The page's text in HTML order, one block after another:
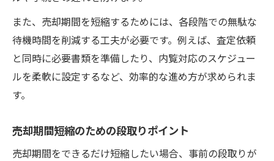
また、売却期間を短縮するためには、各段階での無駄な
待機時間を削減する工夫が必要です。例えば、査定依頼
と同時に必要書類を準備したり、内覧対応のスケジュー
ルを柔軟に設定するなど、効率的な進め方が求められま
す。
売却期間短縮のための段取りポイント
売却期間をできるだけ短縮したい場合、事前の段取りが